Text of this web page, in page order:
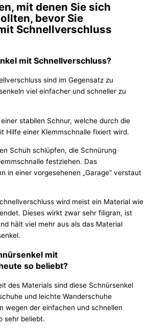
mit denen Sie sich
bevor Sie
Schnellverschluss
mit Schnellverschluss?
sind im Gegensatz zu
viel einfacher und schneller zu
stabilen Schnur, welche durch die
Hilfe einer Klemmschnalle fixiert wird.
Schuh schlüpfen, die Schnürung
festziehen. Das
in einer vorgesehenen „Garage“ verstaut
wird meist ein Material wie
Dieses wirkt zwar sehr filigran, ist
hält viel mehr aus als das Material
mit
so beliebt?
des Materials sind diese Schnürsenkel
und leichte Wanderschuhe
wegen der einfachen und schnellen
sehr beliebt.